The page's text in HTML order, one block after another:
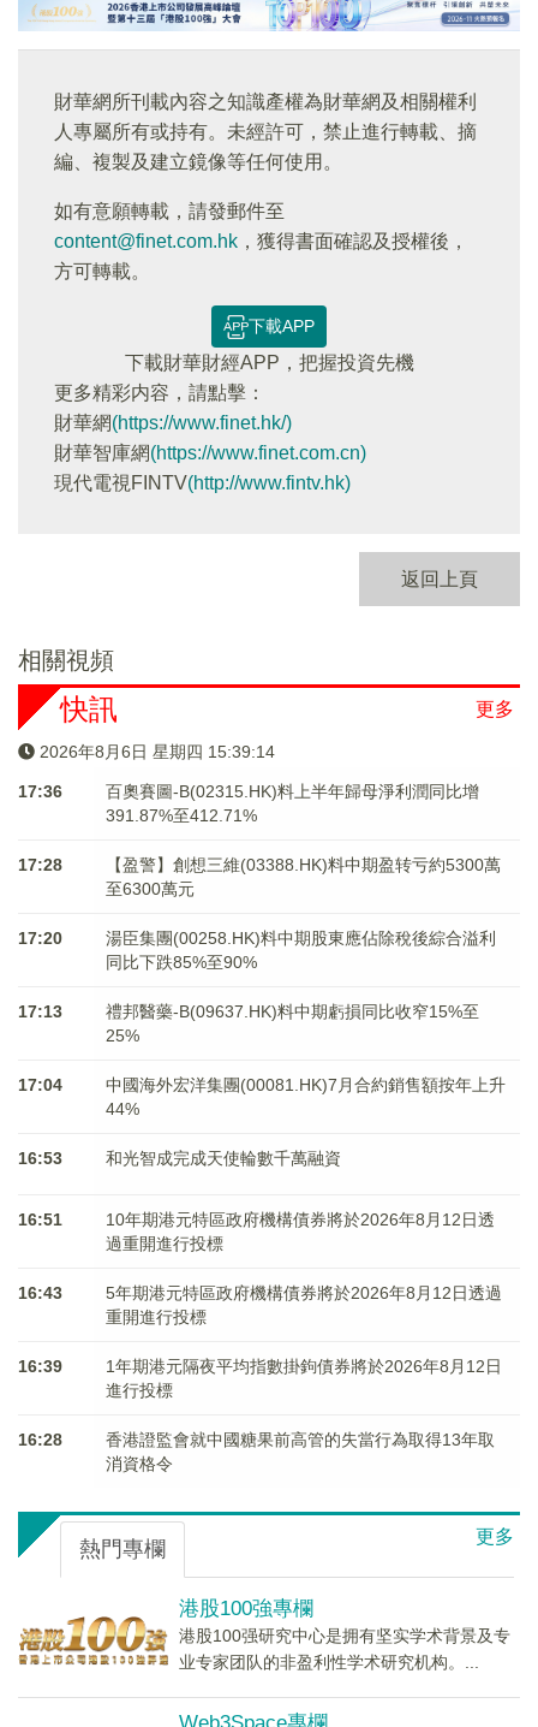
財華網所刊載內容之知識產權為財華網及相關權利
人專屬所有或持有。未經許可，禁止進行轉載、摘
編、複製及建立鏡像等任何使用。
如有意願轉載，請發郵件至
content@finet.com.hk ，獲得書面確認及授權後，
方可轉載。
下載APP
下載財華財經APP，把握投資先機
更多精彩内容，請點擊：
財華網(https://www.finet.hk/)
財華智庫網(https://www.finet.com.cn)
現代電視FINTV(http://www.fintv.hk)
返回上頁
相關視頻
更多
快訊
2026年8月6日 星期四 15:39:14
17:36
百奧賽圖-B(02315.HK)料上半年歸母淨利潤同比增
391.87%至412.71%
17:28
【盈警】創想三維(03388.HK)料中期盈转亏約5300萬
至6300萬元
17:20
湯臣集團(00258.HK)料中期股東應佔除稅後綜合溢利
同比下跌85%至90%
17:13
禮邦醫藥-B(09637.HK)料中期虧損同比收窄15%至
25%
17:04
中國海外宏洋集團(00081.HK)7月合約銷售額按年上升
44%
16:53 和光智成完成天使輪數千萬融資
16:51
10年期港元特區政府機構債券將於2026年8月12日透
過重開進行投標
16:43
5年期港元特區政府機構債券將於2026年8月12日透過
重開進行投標
16:39
1年期港元隔夜平均指數掛鉤債券將於2026年8月12日
進行投標
16:28
香港證監會就中國糖果前高管的失當行為取得13年取
消資格令
更多
熱門專欄
港股100強專欄
港股100强研究中心是拥有坚实学术背景及专
业专家团队的非盈利性学术研究机构。...